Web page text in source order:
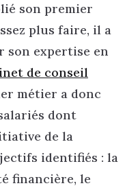
son premier
plus faire, il a
son expertise en
de conseil
métier a donc
dont
de la
identifiés : la
financière, le